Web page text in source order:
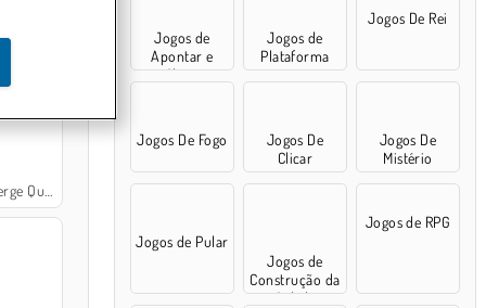
Quest
Jogos de
Apontar e
Clicar
Jogos de
Plataforma
Jogos De Rei
Jogos De Fogo
Jogos De
Clicar
Jogos De
Mistério
Jogos de Pular
Jogos de
Construção da
Cidade
Jogos de RPG